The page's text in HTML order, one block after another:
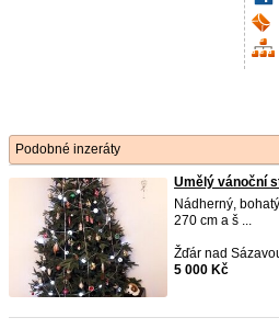
Podobné inzeráty
Umělý vánoční
Nádherný,
270 cm a š ...
Žďár nad
5 000 Kč